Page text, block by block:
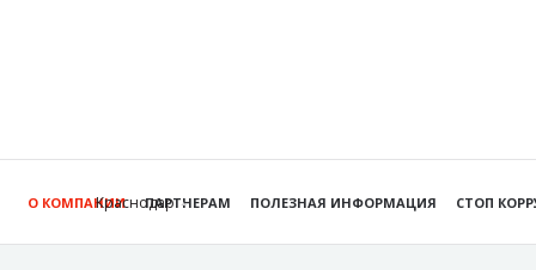
Краснодар
О КОМПАНИИ ПАРТНЕРАМ ПОЛЕЗНАЯ ИНФОРМАЦИЯ СТОП